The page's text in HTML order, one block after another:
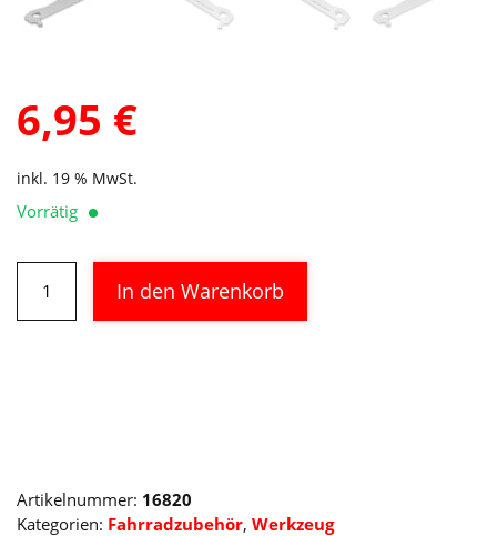
6,95 €
inkl. 19 % MwSt.
Vorrätig
Kettenlehre
Menge
In den Warenkorb
Artikelnummer: 16820
Kategorien: Fahrradzubehör, Werkzeug